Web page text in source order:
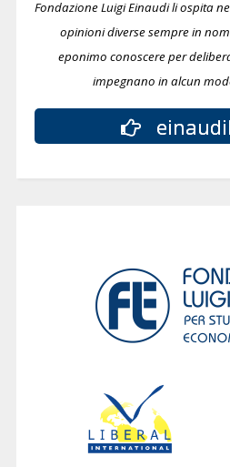
Fondazione Luigi Einaudi li ospita
opinioni diverse sempre in
eponimo conoscere per
impegnano in alcun